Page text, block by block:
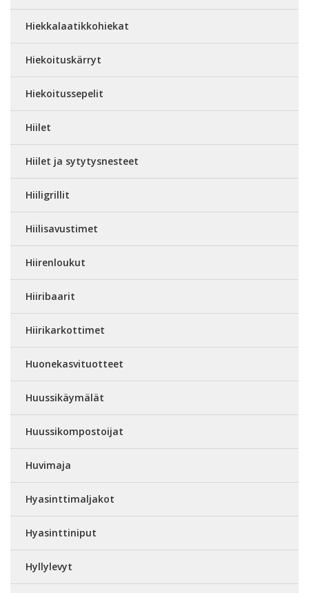
Hiekkalaatikkohiekat
Hiekoituskärryt
Hiekoitussepelit
Hiilet
Hiilet ja sytytysnesteet
Hiiligrillit
Hiilisavustimet
Hiirenloukut
Hiiribaarit
Hiirikarkottimet
Huonekasvituotteet
Huussikäymälät
Huussikompostoijat
Huvimaja
Hyasinttimaljakot
Hyasinttiniput
Hyllylevyt